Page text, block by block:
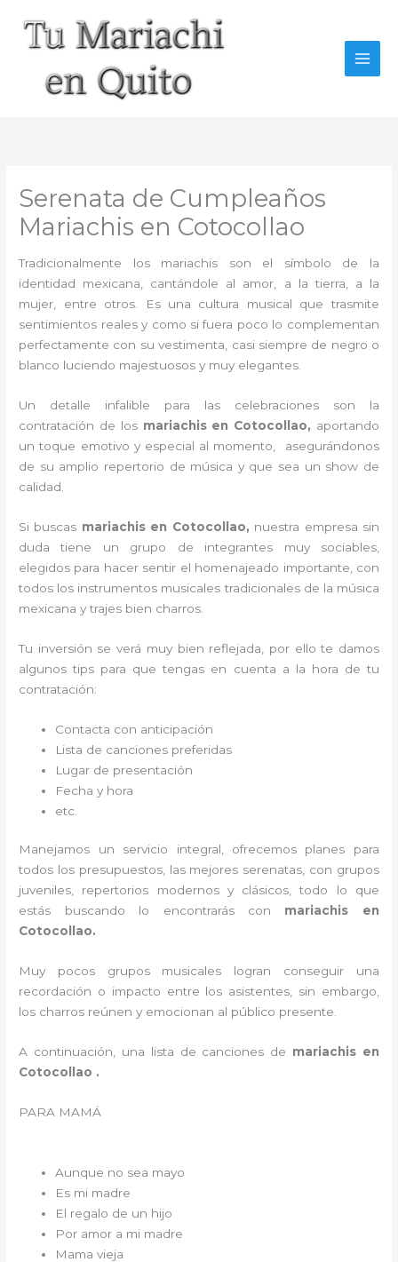
contenido
Serenata de Cumpleaños
Mariachis en Cotocollao
Tradicionalmente los mariachis son el símbolo de la
identidad mexicana, cantándole al amor, a la tierra, a la
mujer, entre otros. Es una cultura musical que trasmite
sentimientos reales y como si fuera poco lo complementan
perfectamente con su vestimenta, casi siempre de negro o
blanco luciendo majestuosos y muy elegantes.
Un detalle infalible para las celebraciones son la
contratación de losmariachis en Cotocollao, aportando
un toque emotivo y especial al momento, asegurándonos
de su amplio repertorio de música y que sea un show de
calidad.
Si buscas mariachis en Cotocollao, nuestra empresa sin
duda tiene un grupo de integrantes muy sociables,
elegidos para hacer sentir el homenajeado importante, con
todos los instrumentos musicales tradicionales de la música
mexicana y trajes bien charros.
Tu inversión se verá muy bien reflejada, por ello te damos
algunos tips para que tengas en cuenta a la hora de tu
contratación:
Contacta con anticipación
Lista de canciones preferidas
Lugar de presentación
Fecha y hora
etc.
Manejamos un servicio integral, ofrecemos planes para
todos los presupuestos, las mejores serenatas, con grupos
juveniles, repertorios modernos y clásicos, todo lo que
estás buscando lo encontrarás con mariachis en
Cotocollao.
Muy pocos grupos musicales logran conseguir una
recordación o impacto entre los asistentes, sin embargo,
los charros reúnen y emocionan al público presente.
A continuación, una lista de canciones de mariachis en
Cotocollao .
PARA MAMÁ
Aunque no sea mayo
Es mi madre
El regalo de un hijo
Por amor a mi madre
Mama vieja